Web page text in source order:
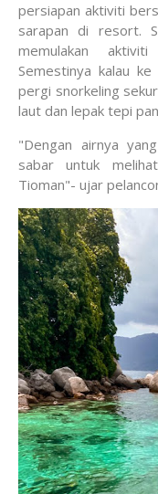
persiapan aktiviti
sarapan di resort.
memulakan
Semestinya kalau
pergi snorkeling
laut dan lepak tepi
"Dengan airnya
sabar untuk
Tioman"- ujar